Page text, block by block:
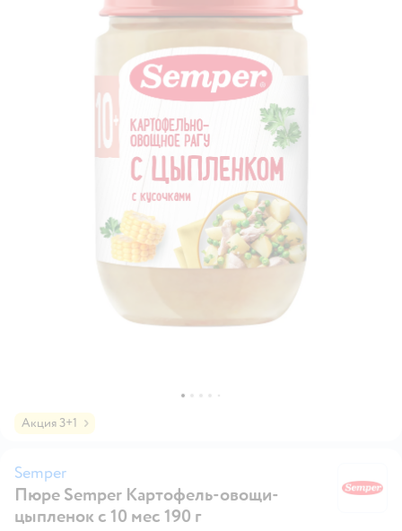
Акция 3+1
Semper
Пюре Semper Картофель-овощи-
цыпленок с 10 мес 190 г